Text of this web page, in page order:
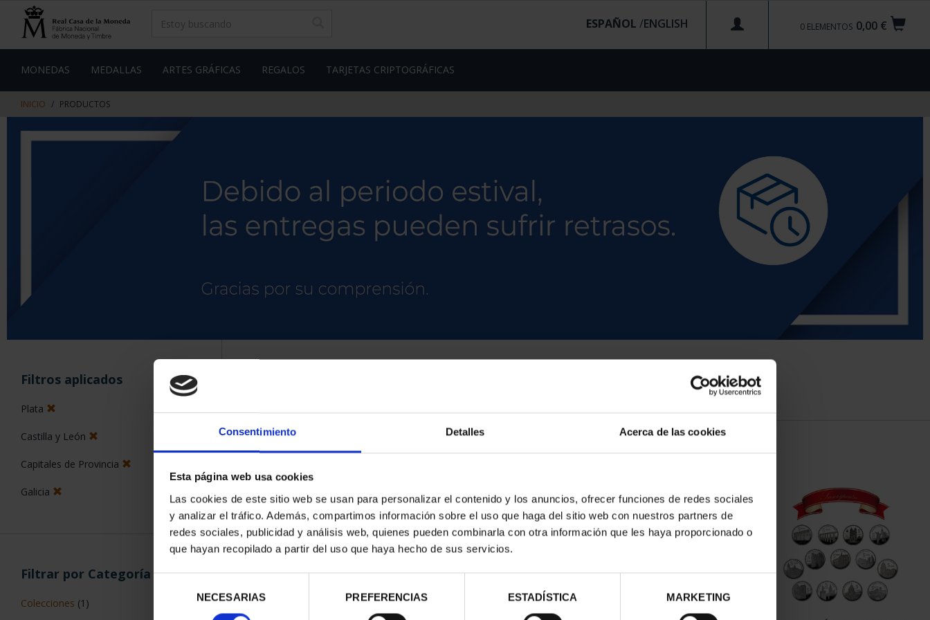
Consentimiento Detalles Acerca de las cookies
Esta página web usa cookies
Las cookies de este sitio web se usan para personalizar el contenido y los anuncios, ofrecer funciones de redes sociales
y analizar el tráfico. Además, compartimos información sobre el uso que haga del sitio web con nuestros partners de
redes sociales, publicidad y análisis web, quienes pueden combinarla con otra información que les haya proporcionado o
que hayan recopilado a partir del uso que haya hecho de sus servicios.
consentimiento
NECESARIAS PREFERENCIAS ESTADÍSTICA MARKETING
contenido
de
0,00 €
0 ELEMENTOS
ESPAÑOL /
MONEDAS MEDALLAS ARTES GRÁFICAS REGALOS TARJETAS CRIPTOGRÁFICAS
INICIO PRODUCTOS
Filtros aplicados
Plata
Castilla y León
Capitales de Provincia
Galicia
Filtrar por Categoría
Colecciones (1)